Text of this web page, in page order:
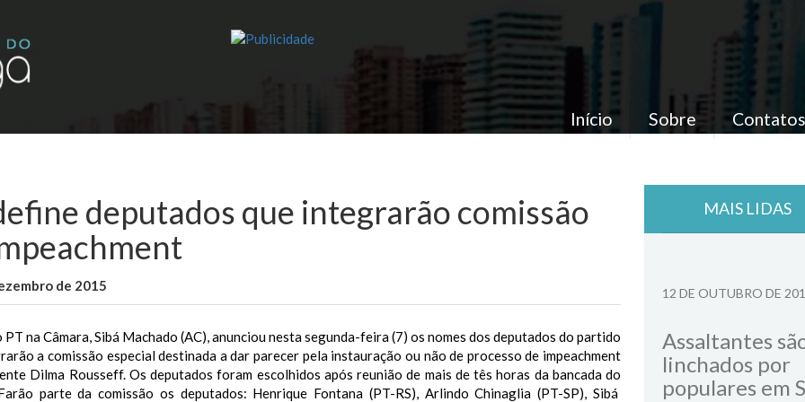
Início Sobre Contatos
deputados que integrarão comissão
de 2015
PT na Câmara, Sibá Machado (AC), anunciou nesta segunda-feira (7) os nomes dos deputados do partido
a comissão especial destinada a dar parecer pela instauração ou não de processo de impeachment
Dilma Rousseff. Os deputados foram escolhidos após reunião de mais de tês horas da bancada do
parte da comissão os deputados: Henrique Fontana (PT-RS), Arlindo Chinaglia (PT-SP), Sibá
MAIS LIDAS
12 DE OUTUBRO DE
Assaltantes
linchados por
populares em